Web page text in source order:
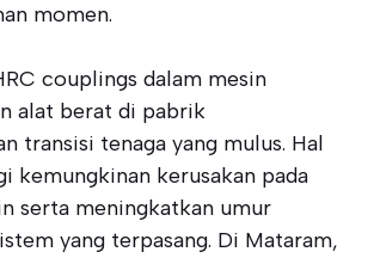
momen.
couplings dalam mesin
alat berat di pabrik
transisi tenaga yang mulus. Hal
kemungkinan kerusakan pada
serta meningkatkan umur
yang terpasang. Di Mataram,